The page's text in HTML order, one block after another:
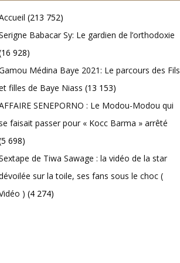
(213 752)
Babacar Sy: Le gardien de l’orthodoxie
928)
Médina Baye 2021: Le parcours des Fils
filles de Baye Niass (13 153)
SENEPORNO : Le Modou-Modou qui
faisait passer pour « Kocc Barma » arrêté
698)
de Tiwa Sawage : la vidéo de la star
sur la toile, ses fans sous le choc (
) (4 274)